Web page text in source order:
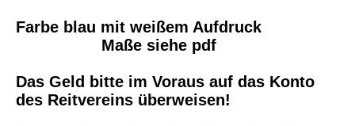
Farbe blau mit weißem Aufdruck
Maße siehe pdf
Das Geld bitte im Voraus auf das Konto
des Reitvereins überweisen!